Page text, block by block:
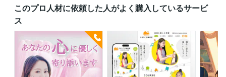
このプロ人材に依頼した人がよく購入しているサービ
ス